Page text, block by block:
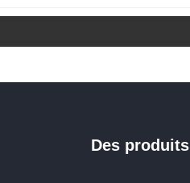
Des produits